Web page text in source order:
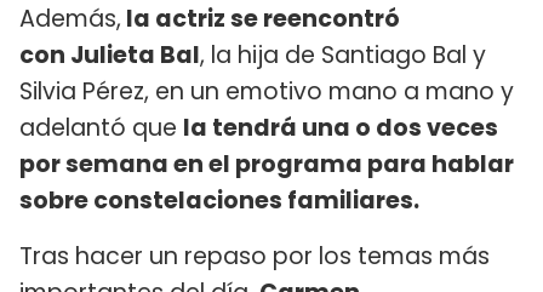
Además, la actriz se reencontró
con Julieta Bal, la hija de Santiago Bal y
Silvia Pérez, en un emotivo mano a mano y
adelantó que la tendrá una o dos veces
por semana en el programa para hablar
sobre constelaciones familiares.
Tras hacer un repaso por los temas más